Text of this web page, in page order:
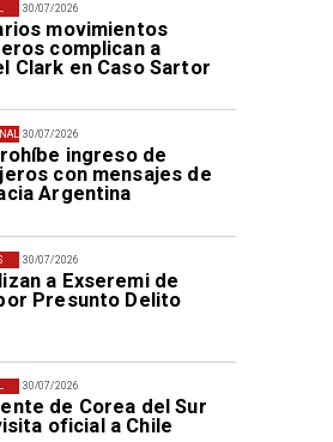
30/07/2026
movimientos
complican a
Clark en Caso Sartor
30/07/2026
ingreso de
con mensajes de
Argentina
30/07/2026
a Exseremi de
Presunto Delito
30/07/2026
de Corea del Sur
oficial a Chile